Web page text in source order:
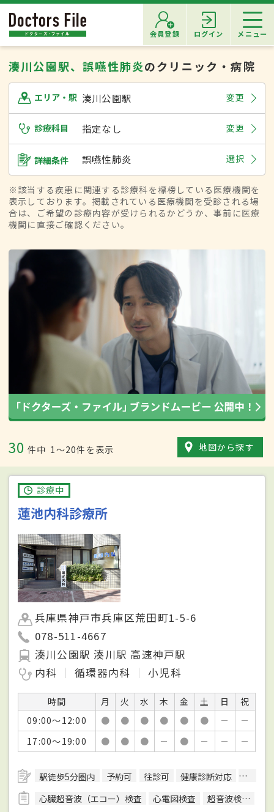
会員登録 ログイン メニュー
湊川公園駅、誤嚥性肺炎のクリニック・病院
エリア・駅 湊川公園駅 変更
診療科目 指定なし 変更
詳細条件 誤嚥性肺炎 選択
※該当する疾患に関連する診療科を標榜している医療機関を
表示しております。掲載されている医療機関を受診される場
合は、ご希望の診療内容が受けられるかどうか、事前に医療
機関に直接ご確認ください。
30 件中 1〜20件を表示 地図から探す
診療中
蓮池内科診療所
兵庫県神戸市兵庫区荒田町1-5-6
078-511-4667
湊川公園駅 湊川駅 高速神戸駅
内科
循環器内科 小児科
時間 月 火 水 木 金 土 日
祝
09:00～12:00
● ● ● ● ● ● －
－
17:00～19:00
● ● ● － ● － － －
駅徒歩5分圏内 予約可 往診可 健康診断対応
日本循
心臓超音波（エコー）検査
心電図検査 超音波検査